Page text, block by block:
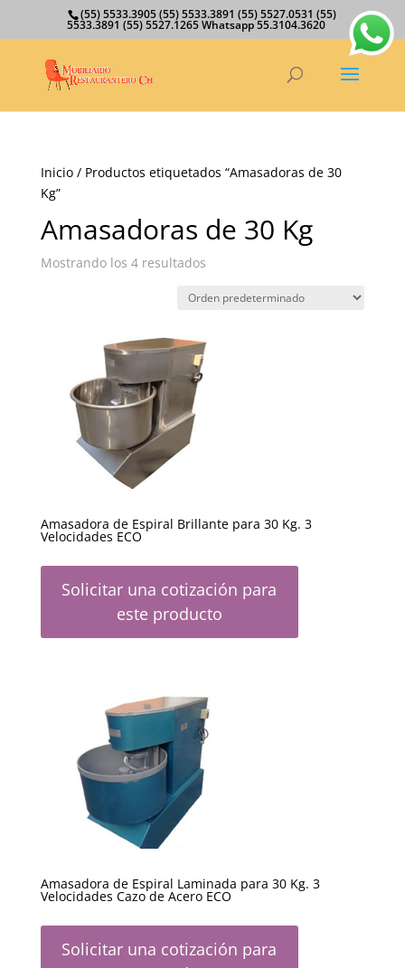
(55) 5533.3905 (55) 5533.3891 (55) 5527.0531 (55)
5533.3891 (55) 5527.1265 Whatsapp 55.3104.3620
Inicio/ Productos etiquetados “Amasadoras de 30
Kg”
Amasadoras de 30 Kg
Mostrando los 4 resultados
Amasadora de Espiral Brillante para 30 Kg. 3
Velocidades ECO
Solicitar una cotización para
este producto
Amasadora de Espiral Laminada para 30 Kg. 3
Velocidades Cazo de Acero ECO
Solicitar una cotización para